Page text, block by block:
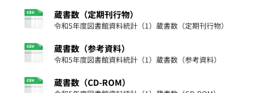
蔵書数（定期刊行物）
令和5年度図書館資料統計（1）蔵書数（定期刊行物）
蔵書数（参考資料）
令和5年度図書館資料統計（1）蔵書数（参考資料）
蔵書数（CD-ROM）